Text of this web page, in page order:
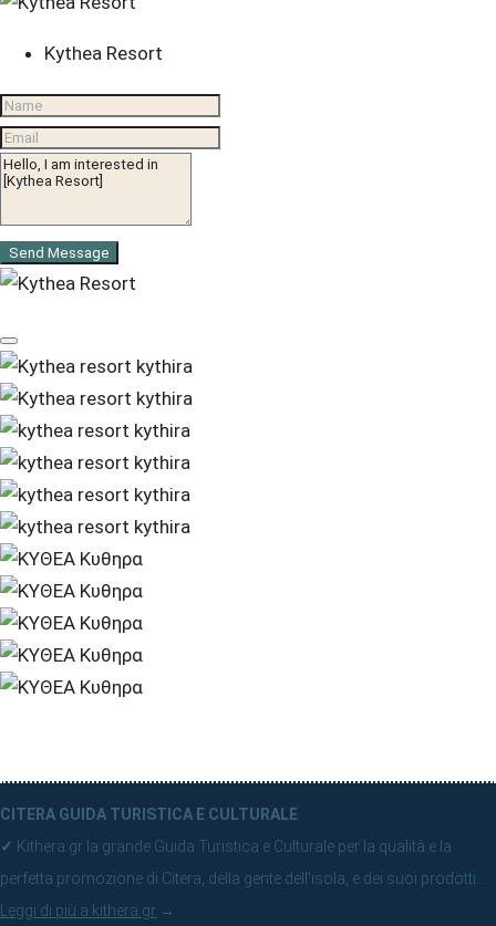
Kythea Resort
Send Message
CITERA GUIDA TURISTICA E CULTURALE
✓ Kithera.gr la grande Guida Turistica e Culturale per la qualità e la
perfetta promozione di Citera, della gente dell'isola, e dei suoi prodotti...
Leggi di più a kithera.gr →